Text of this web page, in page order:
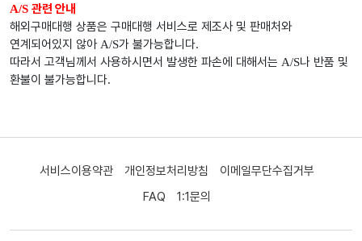
A/S 관련 안내
해외구매대행 상품은 구매대행 서비스로 제조사 및 판매처와
연계되어있지 않아A/S가 불가능합니다.
따라서 고객님께서 사용하시면서 발생한 파손에 대해서는 A/S나 반품 및
환불이 불가능합니다.
서비스이용약관 개인정보처리방침
이메일무단수집거부
FAQ
1:1문의